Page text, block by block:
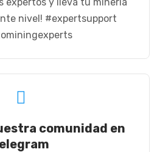
nivel! #expertsupport
comunidad en